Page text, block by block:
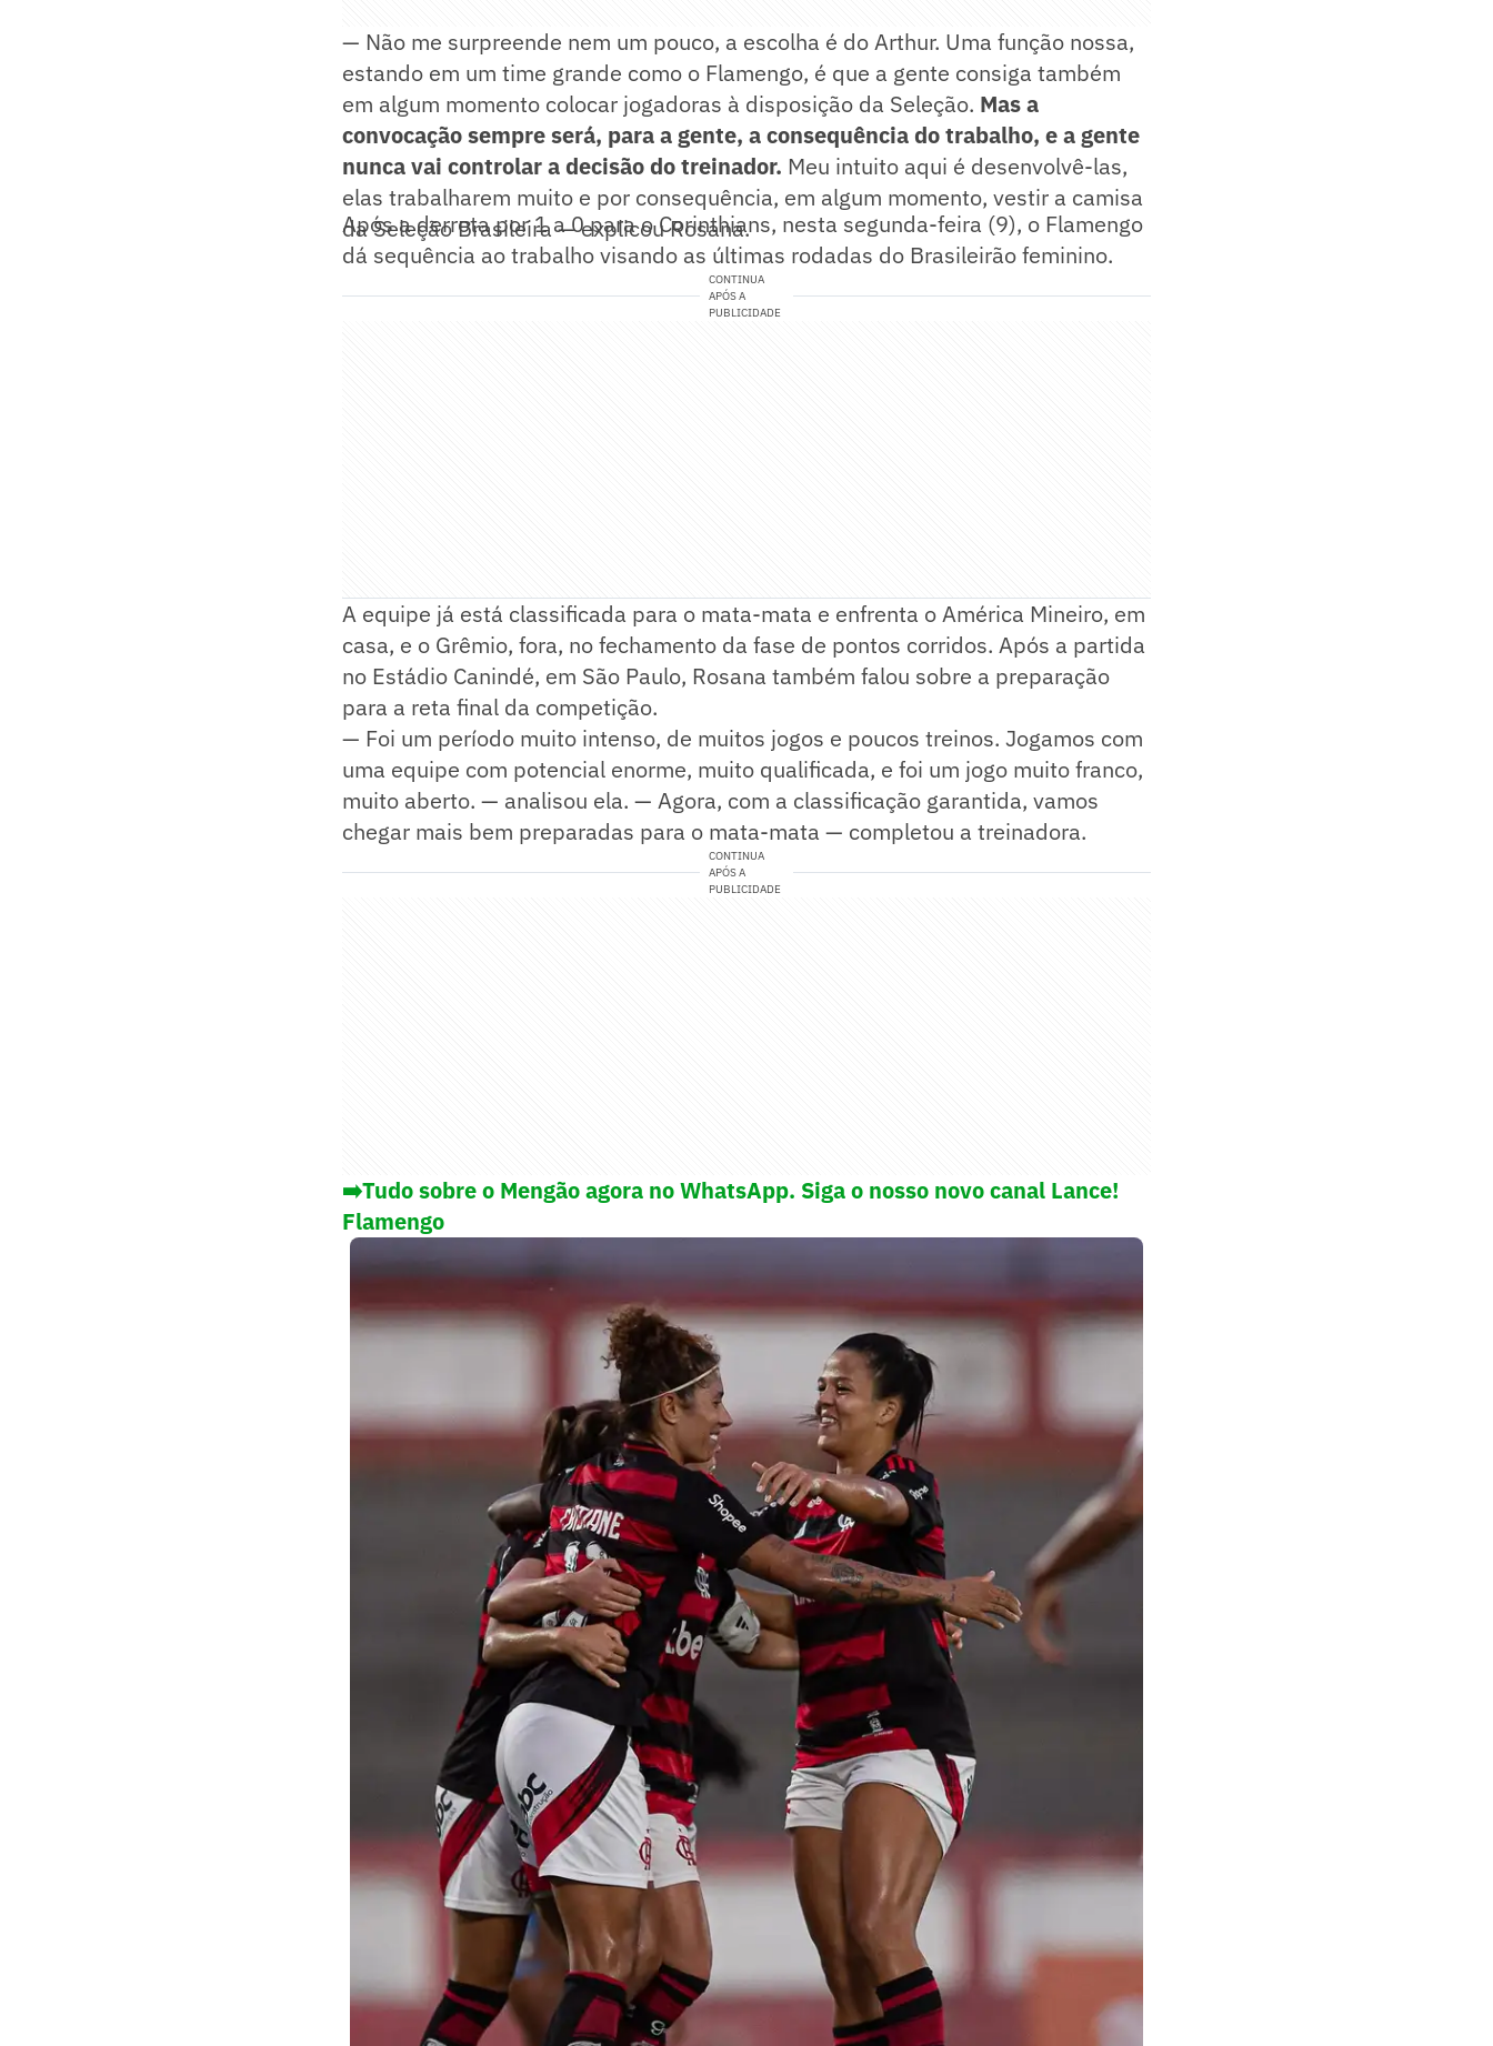
— Não me surpreende nem um pouco, a escolha é do Arthur. Uma função nossa,
estando em um time grande como o Flamengo, é que a gente consiga também
em algum momento colocar jogadoras à disposição da Seleção. Mas a
convocação sempre será, para a gente, a consequência do trabalho, e a gente
nunca vai controlar a decisão do treinador. Meu intuito aqui é desenvolvê-las,
elas trabalharem muito e por consequência, em algum momento, vestir a camisa
da Seleção Brasileira — explicou Rosana.
Após a derrota por 1 a 0 para o Corinthians, nesta segunda-feira (9), o Flamengo
dá sequência ao trabalho visando as últimas rodadas do Brasileirão feminino.
CONTINUA
APÓS A
PUBLICIDADE
A equipe já está classificada para o mata-mata e enfrenta o América Mineiro, em
casa, e o Grêmio, fora, no fechamento da fase de pontos corridos. Após a partida
no Estádio Canindé, em São Paulo, Rosana também falou sobre a preparação
para a reta final da competição.
— Foi um período muito intenso, de muitos jogos e poucos treinos. Jogamos com
uma equipe com potencial enorme, muito qualificada, e foi um jogo muito franco,
muito aberto. — analisou ela. — Agora, com a classificação garantida, vamos
chegar mais bem preparadas para o mata-mata — completou a treinadora.
CONTINUA
APÓS A
PUBLICIDADE
➡️Tudo sobre o Mengão agora no WhatsApp. Siga o nosso novo canal Lance!
Flamengo